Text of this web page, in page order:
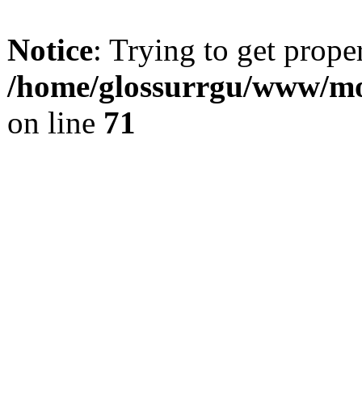
Notice: Trying to get
/home/glossurrgu/www/
on line 71